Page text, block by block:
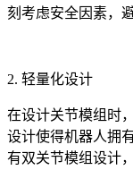
刻考虑安全因素，
2. 轻量化设计
在设计关节模组时
设计使得机器人拥
有双关节模组设计